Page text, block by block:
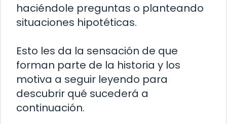
haciéndole preguntas o planteando
situaciones hipotéticas.
Esto les da la sensación de que
forman parte de la historia y los
motiva a seguir leyendo para
descubrir qué sucederá a
continuación.